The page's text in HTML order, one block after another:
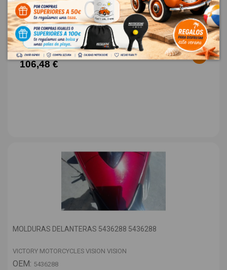
OEM: 2411676
ID:1547734
88,00 € Sin IVA
106,48 €
MOLDURAS DELANTERAS 5436288 5436288
VICTORY MOTORCYCLES VISION VISION
OEM: 5436288